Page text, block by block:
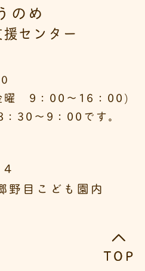
のめ
センター
曜 9：00～16：00)
30～9：00です。
野目こども園内